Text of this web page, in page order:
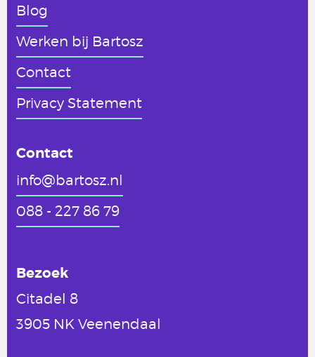
Blog
Werken bij Bartosz
Contact
Privacy Statement
Contact
info@bartosz.nl
088 - 227 86 79
Bezoek
Citadel 8
3905 NK Veenendaal